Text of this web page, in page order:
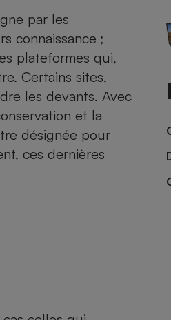
par les
connaissance ;
plateformes qui,
Certains sites,
les devants. Avec
et la
désignée pour
ces dernières